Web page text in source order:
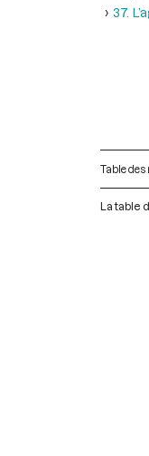
37.
Table
La table